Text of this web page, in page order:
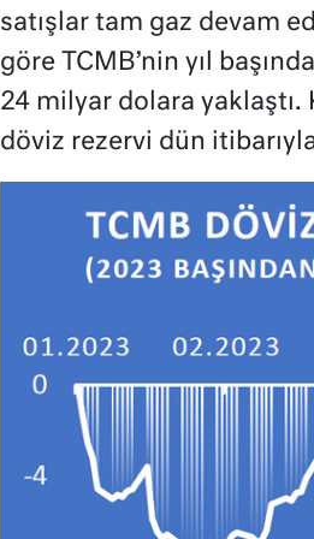
satışlar tam gaz devam
göre TCMB’nin yıl
24 milyar dolara yaklaştı.
döviz rezervi dün